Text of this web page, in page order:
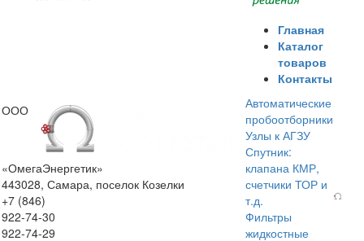
ООО
«ОмегаЭнергетик»
443028, Самара, поселок Козелки
+7 (846)
922-74-30
922-74-29
Главная
Каталог
товаров
Контакты
Автоматические
пробоотборники
Узлы к АГЗУ
Спутник:
клапана КМР,
счетчики ТОР и
т.д.
Фильтры
жидкостные